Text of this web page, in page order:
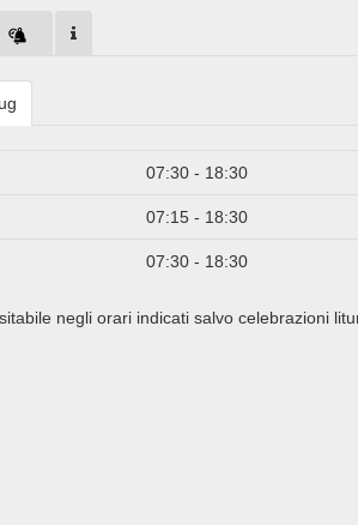
07:30 - 18:30
07:15 - 18:30
07:30 - 18:30
negli orari indicati salvo celebrazioni